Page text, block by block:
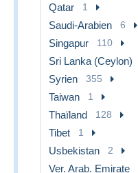
Qatar 1
Saudi-Arabien 6
Singapur 110
Sri Lanka (Ceylon)
Syrien 355
Taiwan 1
Thaïland 128
Tibet 1
Usbekistan 2
Ver. Arab. Emirate